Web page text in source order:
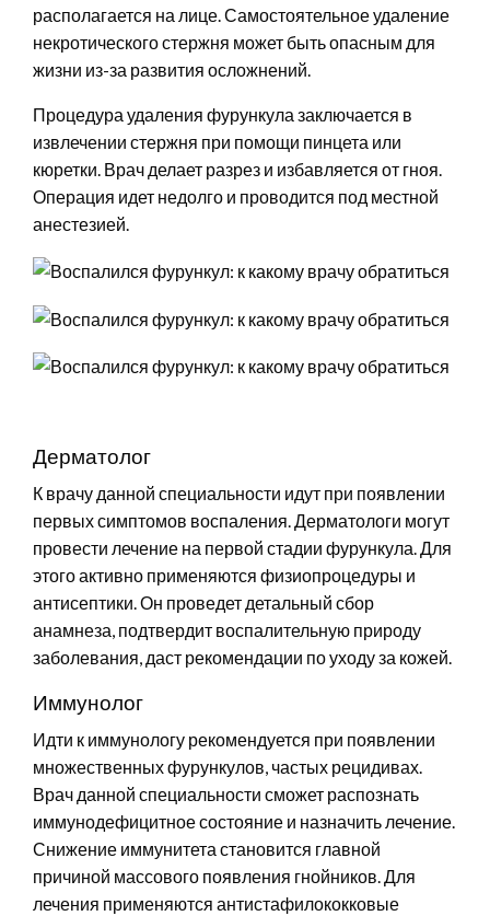
располагается на лице. Самостоятельное удаление
некротического стержня может быть опасным для
жизни из-за развития осложнений.
Процедура удаления фурункула заключается в
извлечении стержня при помощи пинцета или
кюретки. Врач делает разрез и избавляется от гноя.
Операция идет недолго и проводится под местной
анестезией.
Дерматолог
К врачу данной специальности идут при появлении
первых симптомов воспаления. Дерматологи могут
провести лечение на первой стадии фурункула. Для
этого активно применяются физиопроцедуры и
антисептики. Он проведет детальный сбор
анамнеза, подтвердит воспалительную природу
заболевания, даст рекомендации по уходу за кожей.
Иммунолог
Идти к иммунологу рекомендуется при появлении
множественных фурункулов, частых рецидивах.
Врач данной специальности сможет распознать
иммунодефицитное состояние и назначить лечение.
Снижение иммунитета становится главной
причиной массового появления гнойников. Для
лечения применяются антистафилококковые